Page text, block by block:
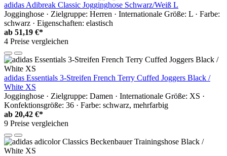
adidas Adibreak Classic Jogginghose Schwarz/Weiß L
Jogginghose · Zielgruppe: Herren · Internationale Größe: L · Farbe:
schwarz · Eigenschaften: elastisch
ab 51,19 €*
4 Preise vergleichen
adidas Essentials 3-Streifen French Terry Cuffed Joggers Black /
White XS
Jogginghose · Zielgruppe: Damen · Internationale Größe: XS ·
Konfektionsgröße: 36 · Farbe: schwarz, mehrfarbig
ab 20,42 €*
9 Preise vergleichen